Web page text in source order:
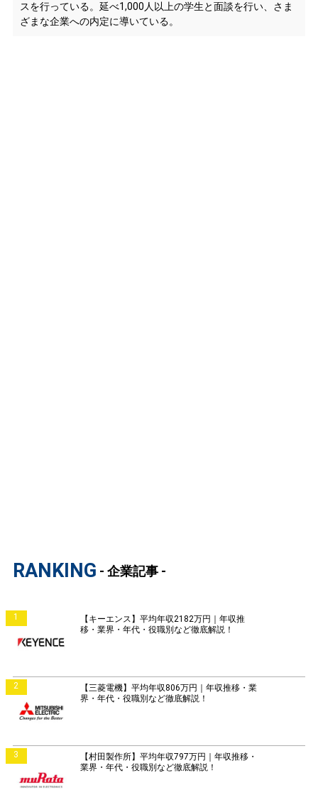
スを行っている。延べ1,000人以上の学生と面談を行い、さま
ざまな企業への内定に導いている。
RANKING - 企業記事 -
1
【キーエンス】平均年収2182万円｜年収推
移・業界・年代・役職別など徹底解説！
2
【三菱電機】平均年収806万円｜年収推移・業
界・年代・役職別など徹底解説！
3
【村田製作所】平均年収797万円｜年収推移・
業界・年代・役職別など徹底解説！